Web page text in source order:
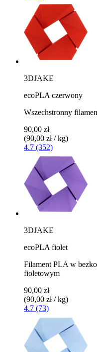
3DJAKE
ecoPLA czerwony
Wszechstronny
90,00 zł
(90,00 zł / kg)
4.7 (352)
3DJAKE
ecoPLA fiolet
Filament PLA w
fioletowym
90,00 zł
(90,00 zł / kg)
4.7 (73)